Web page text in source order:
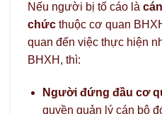
Nếu người bị tố cáo là
chức thuộc cơ quan
quan đến việc thực hiện
BHXH, thì:
Người đứng đầu cơ
quyền quản lý cán bộ